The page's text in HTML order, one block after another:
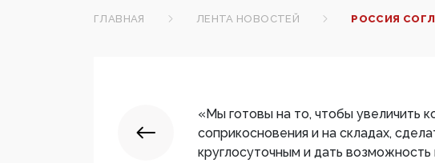
ГЛАВНАЯ ЛЕНТА НОВОСТЕЙ РОССИЯ
«Мы готовы на то, чтобы увеличить
соприкосновения и на складах,
круглосуточным и дать